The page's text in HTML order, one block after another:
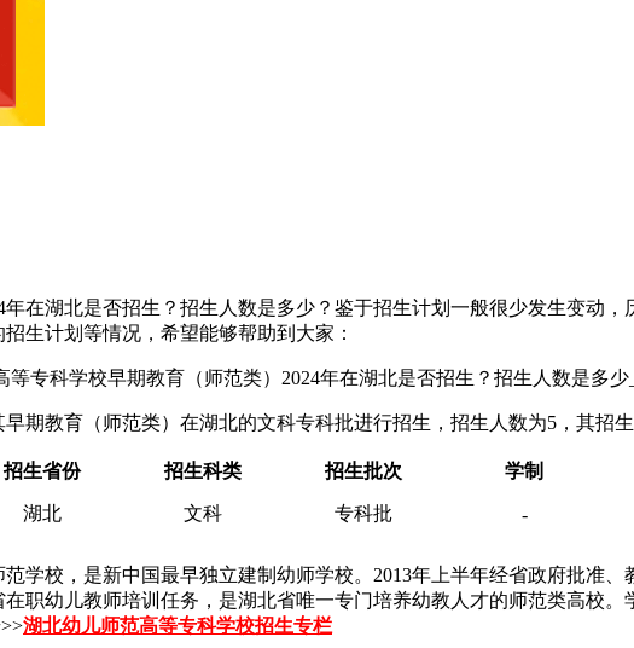
年在湖北是否招生？招生人数是多少？鉴于招生计划一般很少发生变动
生计划等情况，希望能够帮助到大家：
期教育（师范类）在湖北的文科专科批进行招生，招生人数为5，其招
招生省份 招生科类 招生批次 学制
湖北 文科 专科批 -
学校，是新中国最早独立建制幼师学校。2013年上半年经省政府批准
职幼儿教师培训任务，是湖北省唯一专门培养幼教人才的师范类高校
湖北幼儿师范高等专科学校招生专栏